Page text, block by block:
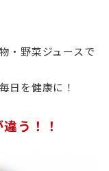
・野菜ジュースで
日を健康に！
う！！